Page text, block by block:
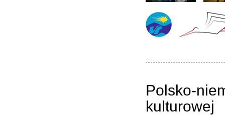
Polsko-
kulturowej